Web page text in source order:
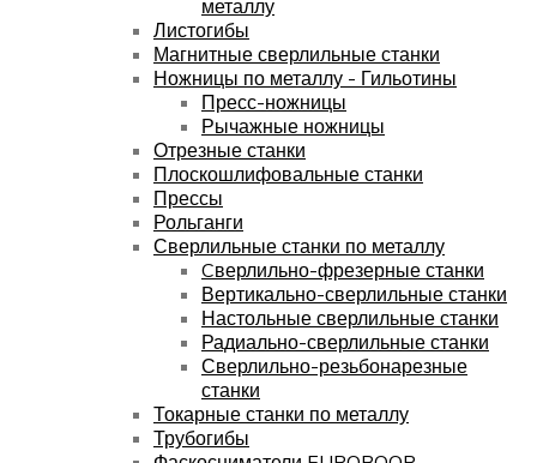
металлу
Листогибы
Магнитные сверлильные станки
Ножницы по металлу - Гильотины
Пресс-ножницы
Рычажные ножницы
Отрезные станки
Плоскошлифовальные станки
Прессы
Рольганги
Сверлильные станки по металлу
Cверлильно-фрезерные станки
Вертикально-сверлильные станки
Настольные сверлильные станки
Радиально-сверлильные станки
Сверлильно-резьбонарезные
станки
Токарные станки по металлу
Трубогибы